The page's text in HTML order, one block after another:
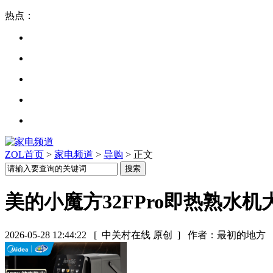
热点：
ZOL首页 > 家电频道 > 导购 > 正文
美的小魔方32FPro即热熟水机
2026-05-28 12:44:22 [ 中关村在线 原创 ] 作者：最初的地方